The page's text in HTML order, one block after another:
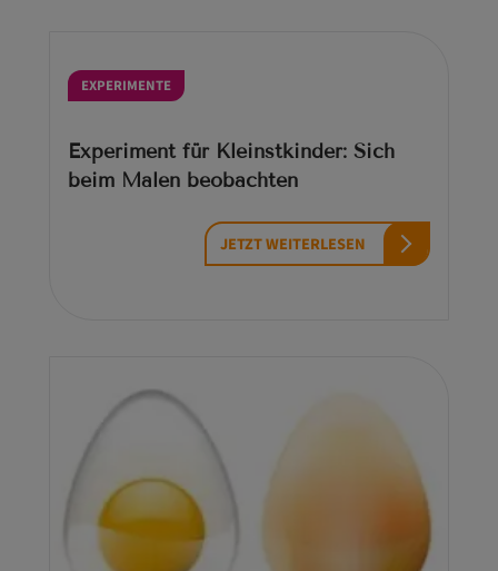
EXPERIMENTE
Experiment für Kleinstkinder: Sich
beim Malen beobachten
JETZT WEITERLESEN